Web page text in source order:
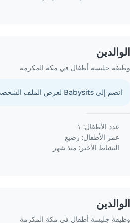
الوالدين
وظيفة جليسة أطفال في مكة المكرمة
انضم إلى Babysits لعرض الملف الشخصي الكامل.
عدد الأطفال: ١
عمر الأطفال: رضيع
النشاط الأخير: منذ شهر
الوالدين
وظيفة جليسة أطفال في مكة المكرمة